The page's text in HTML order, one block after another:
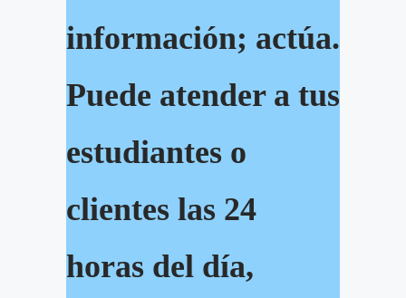
información; actúa.
Puede atender a tus
estudiantes o
clientes las 24
horas del día,